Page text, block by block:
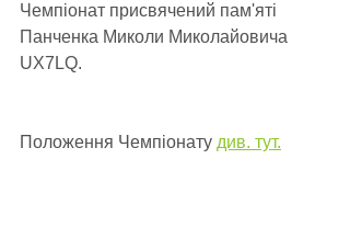
Чемпіонат присвячений пам'яті
Панченка Миколи Миколайовича
UX7LQ.
Положення Чемпіонату див. тут.